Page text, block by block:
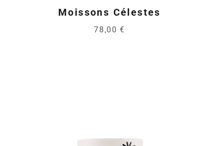
Moissons Célestes
78,00 €